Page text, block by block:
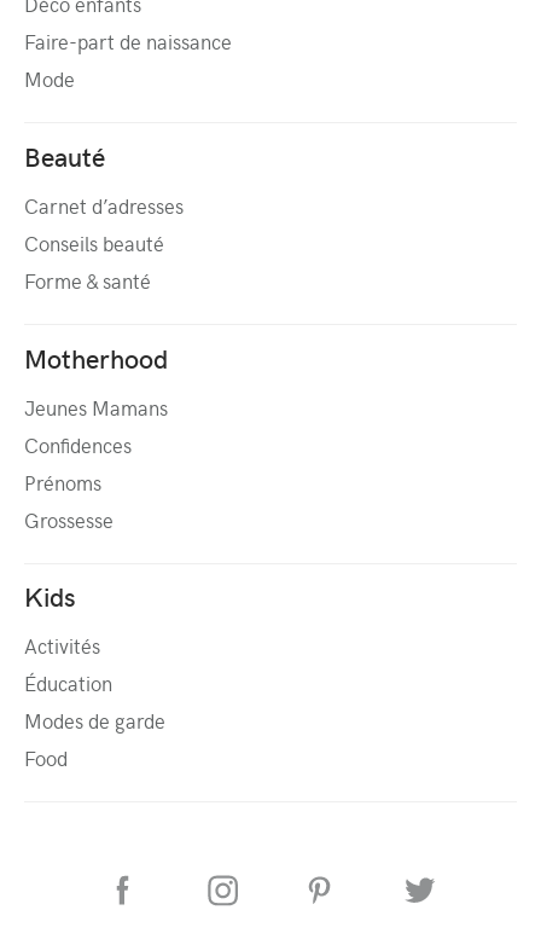
Faire-part de naissance
Mode
Beauté
Carnet d’adresses
Conseils beauté
Forme & santé
Motherhood
Jeunes Mamans
Confidences
Prénoms
Grossesse
Kids
Activités
Éducation
Modes de garde
Food